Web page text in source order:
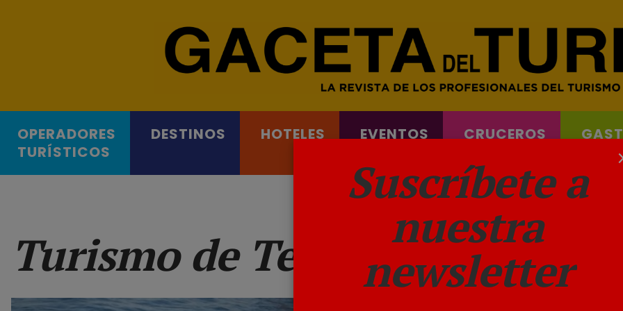
OPERADORES
TURÍSTICOS
DESTINOS HOTELES EVENTOS
CRUCEROS
Turismo de Tenerife
Suscríbete a
nuestra
newsletter